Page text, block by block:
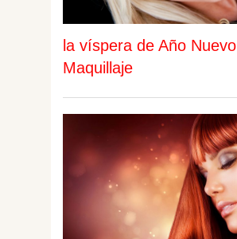
la víspera de Año Nuevo
Maquillaje